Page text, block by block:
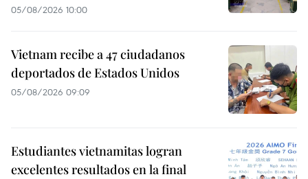
05/08/2026 10:00
Vietnam recibe a 47 ciudadanos
deportados de Estados Unidos
05/08/2026 09:09
Estudiantes vietnamitas logran
excelentes resultados en la final